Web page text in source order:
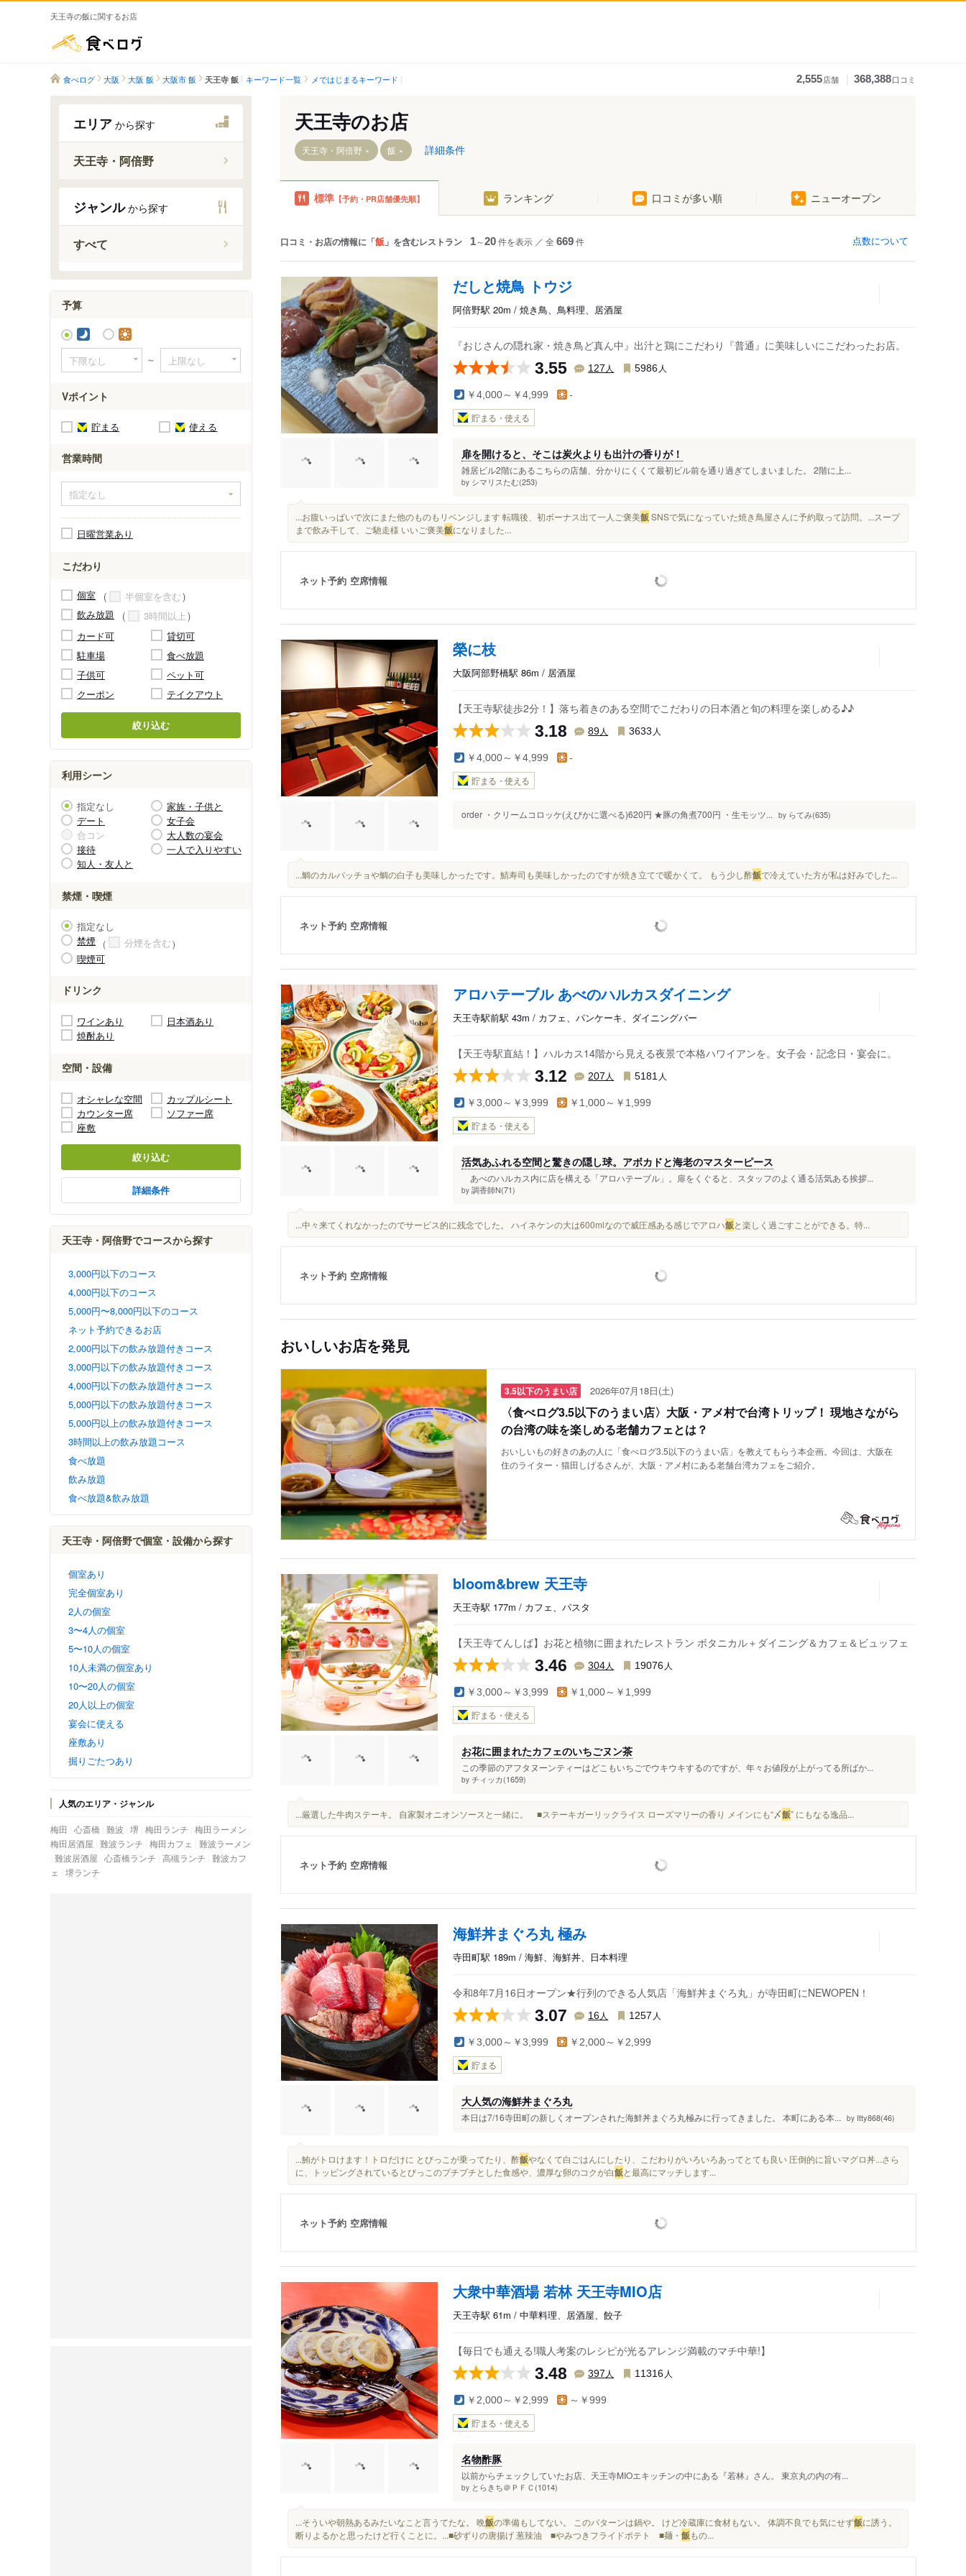
天王寺の飯に関するお店
食べログ 大阪 大阪 飯 大阪市 飯 天王寺 飯 キーワード一覧 メではじまるキーワード 2,555店舗 368,388口コミ
エリア から探す
天王寺・阿倍野
天王寺駅
寺田町駅
美章園駅
昭和町駅
西田辺駅
四天王寺前夕陽ケ丘駅
阿倍野駅
文の里駅
河堀口駅
天王寺駅前駅
松虫駅
姫松駅
ジャンルから探す
すべて
予算
～
Vポイント
貯まる 使える
営業時間
日曜営業あり
こだわり
個室
半個室を含む
飲み放題
3時間以上
カード可
貸切可
駐車場
食べ放題
子供可
ペット可
クーポン
テイクアウト
絞り込む
利用シーン
指定なし
家族・子供と
デート
女子会
合コン
大人数の宴会
接待
一人で入りやすい
知人・友人と
禁煙・喫煙
指定なし
禁煙
分煙を含む
喫煙可
ドリンク
ワインあり
日本酒あり
焼酎あり
空間・設備
オシャレな空間
カップルシート
カウンター席
ソファー席
座敷
絞り込む
詳細条件
天王寺・阿倍野でコースから探す
3,000円以下のコース
4,000円以下のコース
5,000円〜8,000円以下のコース
ネット予約できるお店
2,000円以下の飲み放題付きコース
3,000円以下の飲み放題付きコース
4,000円以下の飲み放題付きコース
5,000円以下の飲み放題付きコース
5,000円以上の飲み放題付きコース
3時間以上の飲み放題コース
食べ放題
飲み放題
食べ放題&飲み放題
天王寺・阿倍野で個室・設備から探す
個室あり
完全個室あり
2人の個室
3〜4人の個室
5〜10人の個室
10人未満の個室あり
10〜20人の個室
20人以上の個室
宴会に使える
座敷あり
掘りごたつあり
人気のエリア・ジャンル
梅田 心斎橋 難波 堺 梅田ランチ 梅田ラーメン
梅田居酒屋 難波ランチ 梅田カフェ
難波ラーメン
難波居酒屋 心斎橋ランチ 高槻ランチ 難波カフ
ェ
堺ランチ
天王寺のお店
天王寺・阿倍野 飯 詳細条件
標準 【予約・PR店舗優先順】 ランキング 口コミが多い順 ニューオープン
口コミ・お店の情報に「飯 」を含むレストラン 1～20件を表示 ／ 全 669件 点数について
だしと焼鳥 トウジ
阿倍野駅 20m / 焼き鳥、鳥料理、居酒屋
『おじさんの隠れ家・焼き鳥ど真ん中』出汁と鶏にこだわり『普通』に美味しいにこだわったお店。
3.55 127 人 5986 人
￥4,000～￥4,999 -
貯まる・使える
扉を開けると、そこは炭火よりも出汁の香りが！
雑居ビル2階にあるこちらの店舗、分かりにくくて最初ビル前を通り過ぎてしまいました。 2階に上...
by シマリスたむ(253)
...お腹いっぱいで次にまた他のものもリベンジします 転職後、初ボーナス出て一人ご褒美飯 SNSで気になっていた焼き鳥屋さんに予約取って訪問。...スープ
まで飲み干して、ご馳走様 いいご褒美飯になりました...
ネット予約 空席情報
榮に枝
大阪阿部野橋駅 86m / 居酒屋
【天王寺駅徒歩2分！】落ち着きのある空間でこだわりの日本酒と旬の料理を楽しめる♪♪
3.18 89人 3633 人
￥4,000～￥4,999 -
貯まる・使える
order ・クリームコロッケ(えびかに選べる)620円 ★豚の角煮700円 ・生モッツ... by らてみ(635)
...鯛のカルパッチョや鯛の白子も美味しかったです。鯖寿司も美味しかったのですが焼き立てで暖かくて。 もう少し酢飯で冷えていた方が私は好みでした...
ネット予約 空席情報
アロハテーブル あべのハルカスダイニング
天王寺駅前駅 43m / カフェ、パンケーキ、ダイニングバー
【天王寺駅直結！】ハルカス14階から見える夜景で本格ハワイアンを。女子会・記念日・宴会に。
3.12 207 人 5181 人
￥3,000～￥3,999 ￥1,000～￥1,999
貯まる・使える
活気あふれる空間と驚きの隠し球。アボカドと海老のマスターピース
あべのハルカス内に店を構える「アロハテーブル」。扉をくぐると、スタッフのよく通る活気ある挨拶...
by 調香師N(71)
...中々来てくれなかったのでサービス的に残念でした。 ハイネケンの大は600mlなので威圧感ある感じでアロハ飯と楽しく過ごすことができる。特...
ネット予約 空席情報
おいしいお店を発見
3.5以下のうまい店 2026年07月18日(土)
〈食べログ3.5以下のうまい店〉大阪・アメ村で台湾トリップ！ 現地さながら
の台湾の味を楽しめる老舗カフェとは？
おいしいもの好きのあの人に「食べログ3.5以下のうまい店」を教えてもらう本企画。今回は、大阪在
住のライター・猫田しげるさんが、大阪・アメ村にある老舗台湾カフェをご紹介。
bloom&brew 天王寺
天王寺駅 177m / カフェ、パスタ
【天王寺てんしば】お花と植物に囲まれたレストラン ボタニカル＋ダイニング＆カフェ＆ビュッフェ
3.46 304人 19076 人
￥3,000～￥3,999 ￥1,000～￥1,999
貯まる・使える
お花に囲まれたカフェのいちごヌン茶
この季節のアフタヌーンティーはどこもいちごでウキウキするのですが、年々お値段が上がってる所ばか...
by チィッカ(1659)
...厳選した牛肉ステーキ。 自家製オニオンソースと一緒に。 ■ステーキガーリックライス ローズマリーの香り メインにも“〆飯” にもなる逸品...
ネット予約 空席情報
海鮮丼まぐろ丸 極み
寺田町駅 189m / 海鮮、海鮮丼、日本料理
令和8年7月16日オープン★行列のできる人気店「海鮮丼まぐろ丸」が寺田町にNEWOPEN！
3.07 16人 1257 人
￥3,000～￥3,999 ￥2,000～￥2,999
貯まる
大人気の海鮮丼まぐろ丸
本日は7/16寺田町の新しくオープンされた海鮮丼まぐろ丸極みに行ってきました。 本町にある本... by Itty868(46)
...鮪がトロけます！トロだけに とびっこが乗ってたり、酢飯やなくて白ごはんにしたり、こだわりがいろいろあってとても良い 圧倒的に旨いマグロ丼...さら
に、トッピングされているとびっこのプチプチとした食感や、濃厚な卵のコクが白飯と最高にマッチします...
ネット予約 空席情報
大衆中華酒場 若林 天王寺MIO店
天王寺駅 61m / 中華料理、居酒屋、餃子
【毎日でも通える!職人考案のレシピが光るアレンジ満載のマチ中華!】
3.48 397 人 11316 人
￥2,000～￥2,999 ～￥999
貯まる・使える
名物酢豚
以前からチェックしていたお店、天王寺MIOエキッチンの中にある『若林』さん。 東京丸の内の有...
by とらきち＠ＰＦＣ(1014)
...そういや朝熱あるみたいなこと言うてたな。 晩飯の準備もしてない。 このパターンは鍋や。 けど冷蔵庫に食材もない。 体調不良でも気にせず飯に誘う。
断りよるかと思ったけど行くことに。...■砂ずりの唐揚げ 葱辣油 ■やみつきフライドポテト ■麺・ 飯もの...